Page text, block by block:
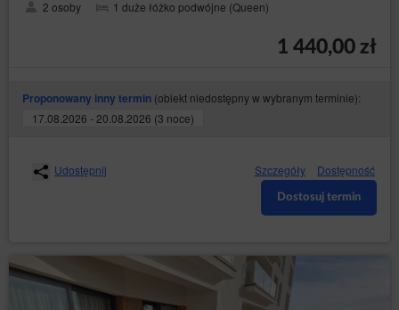
górnej części kalendarza rezerwacji oraz w e-mailach.
38 pkt. 12 ustawy z dnia 30 maja 2014 r. o prawach
konsumenta, zgodnie z którym w przypadku umów o
przysługuje przewidziane w art. 27 tej ustawy prawo do
odstąpienia od umowa zawartej na odległość.
2 osoby 1 duże łóżko podwójne (Queen)
1 440,00 zł
Proponowany inny termin (obiekt niedostępny w wybranym terminie):
17.08.2026 - 20.08.2026 (3 noce)
Udostępnij Szczegóły Dostępność
Dostosuj termin